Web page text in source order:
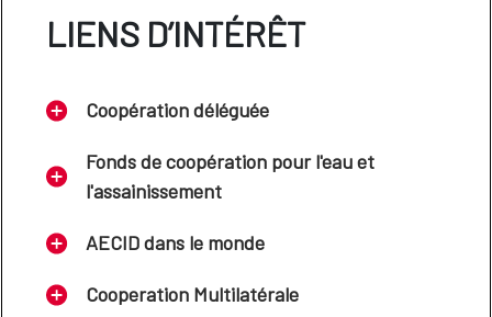
LIENS D’INTÉRÊT
Coopération déléguée
Fonds de coopération pour l'eau et
l'assainissement
AECID dans le monde
Cooperation Multilatérale